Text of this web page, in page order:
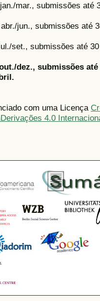
mar., submissões até
jun., submissões até
set., submissões até
dez., submissões
com uma Licença
4.0